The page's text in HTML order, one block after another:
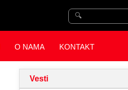
O NAMA KONTAKT
Vesti